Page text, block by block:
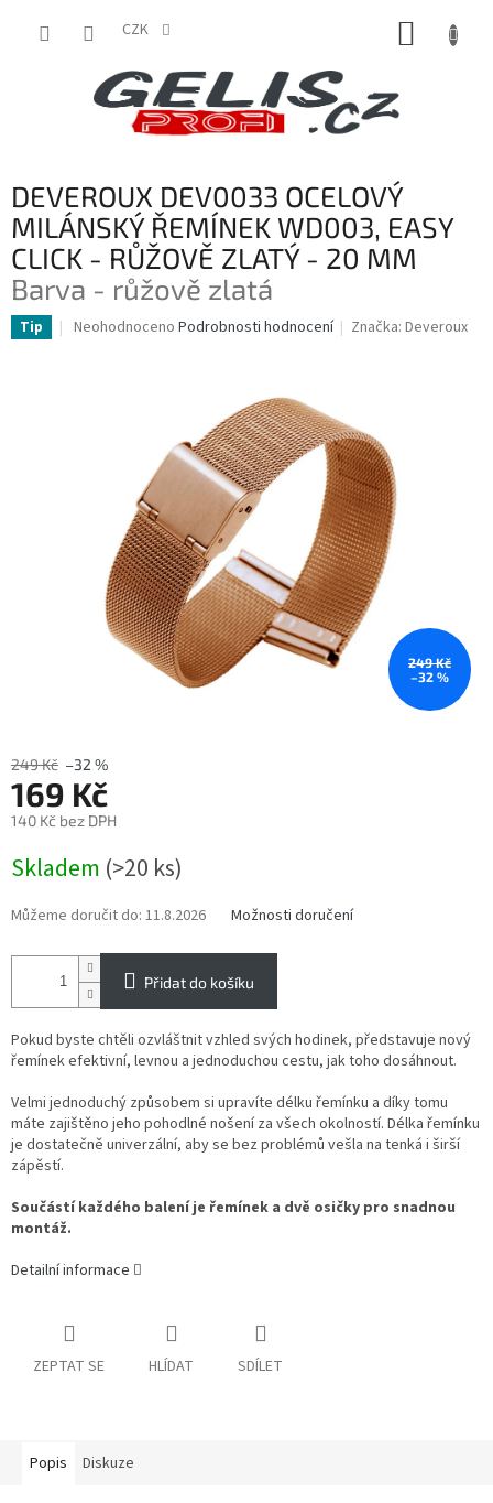
CZK
DEVEROUX DEV0033 OCELOVÝ
MILÁNSKÝ ŘEMÍNEK WD003, EASY
CLICK - RŮŽOVĚ ZLATÝ - 20 MM
Barva - růžově zlatá
Tip
Průměrné
Neohodnoceno Podrobnosti hodnocení Značka:Deveroux
249 Kč
–32 %
249 Kč –32 %
169 Kč
140 Kč bez DPH
cena:
Skladem (>20 ks)
Můžeme doručit do: 11.8.2026 Možnosti doručení
Přidat do košíku
Pokud byste chtěli ozvláštnit vzhled svých hodinek, představuje nový
řemínek efektivní, levnou a jednoduchou cestu, jak toho dosáhnout.
Velmi jednoduchý způsobem si upravíte délku řemínku a díky tomu
máte zajištěno jeho pohodlné nošení za všech okolností. Délka řemínku
je dostatečně univerzální, aby se bez problémů vešla na tenká i širší
zápěstí.
Součástí každého balení je řemínek a dvě osičky pro snadnou
montáž.
Detailní informace
ZEPTAT SE HLÍDAT SDÍLET
Popis Diskuze